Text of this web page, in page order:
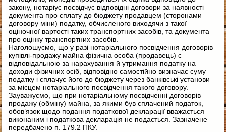
закону, нотаріус посвідчує відповідні договори за наявності
документа про сплату до бюджету продавцем (сторонами
договору міни) податку, обчисленого виходячи з такої
оціночної вартості таких транспортних засобів, та документа
про оцінку транспортних засобів.
Наголошуємо, що у разі нотаріального посвідчення договорів
купівлі-продажу майна фізична особа (продавець) є
відповідальною за нарахування й утримання податку на
доходи фізичних осіб, відповідно самостійно визначає суму
податку і сплачує його до бюджету через банківські установи
за місцем нотаріального посвідчення такого договору.
Зауважуємо, що при нотаріальному посвідченні договорів
продажу (обміну) майна, за якими був сплачений податок,
обов’язок щодо подання податкової декларації вважається
виконаним і податкова декларація не подається. Зазначене
передбачено п. 179.2 ПКУ.